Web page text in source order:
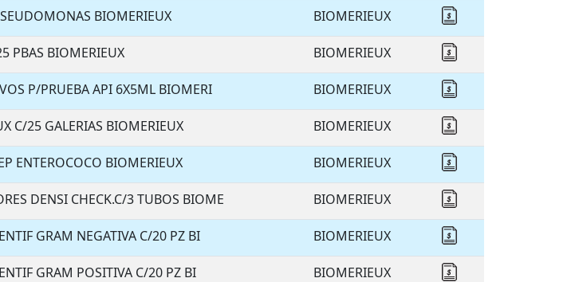
BIOMERIEUX BIOMERIEUX Cotizar
PBAS BIOMERIEUX BIOMERIEUX Cotizar
P/PRUEBA API 6X5ML BIOMERI BIOMERIEUX Cotizar
C/25 GALERIAS BIOMERIEUX BIOMERIEUX Cotizar
ENTEROCOCO BIOMERIEUX BIOMERIEUX Cotizar
DENSI CHECK.C/3 TUBOS BIOME BIOMERIEUX Cotizar
GRAM NEGATIVA C/20 PZ BI BIOMERIEUX Cotizar
GRAM POSITIVA C/20 PZ BI BIOMERIEUX Cotizar